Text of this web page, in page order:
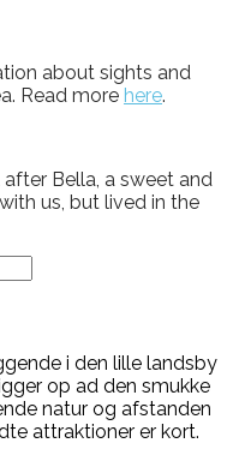
about sights and
Read more here.
after Bella, a sweet and
us, but lived in the
i den lille landsby
op ad den smukke
natur og afstanden
attraktioner er kort.